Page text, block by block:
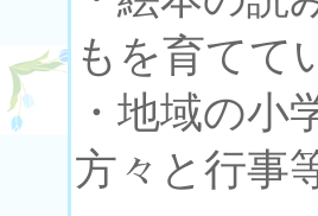
もを育てて
・地域の小
方々と行事